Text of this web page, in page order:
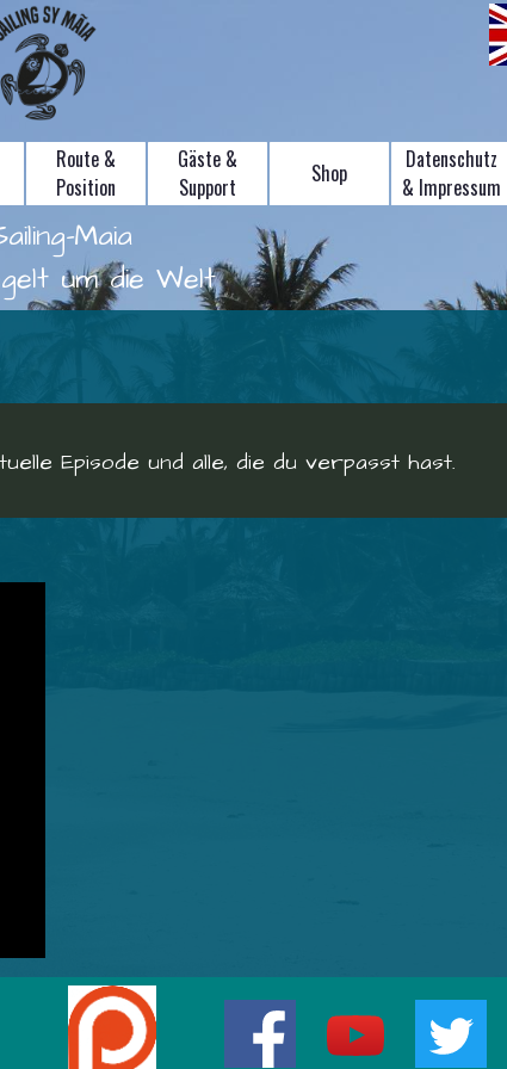
Maia
um die Welt
Route &
Position
Gäste &
Support
Shop
Datenschutz
& Impressum
Episode und alle, die du verpasst hast.